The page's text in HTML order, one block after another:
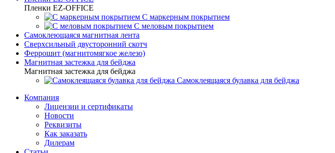
Пленки EZ-OFFICE
С маркерным покрытием
С меловым покрытием
Самоклеющаяся магнитная лента
Сверхсильный двусторонний скотч
Феррошит (магнитомягкое железо)
Магнитная застежка для бейджа
Магнитная застежка для бейджа
Самоклеящаяся булавка для бейджа
Компания
Лицензии и сертификаты
Новости
Реквизиты
Как заказать
Дилерам